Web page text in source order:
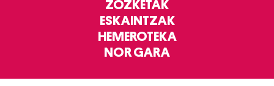
ZOZKETAK
ESKAINTZAK
HEMEROTEKA
NOR GARA